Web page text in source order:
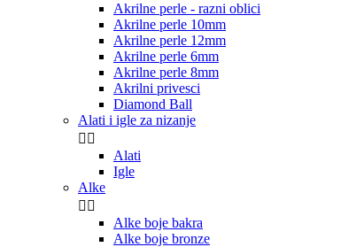
Akrilne perle - razni oblici
Akrilne perle 10mm
Akrilne perle 12mm
Akrilne perle 6mm
Akrilne perle 8mm
Akrilni privesci
Diamond Ball
Alati i igle za nizanje
 
Alati
Igle
Alke
 
Alke boje bakra
Alke boje bronze